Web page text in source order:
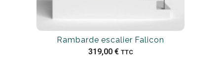
Rambarde escalier Falicon
319,00 € TTC